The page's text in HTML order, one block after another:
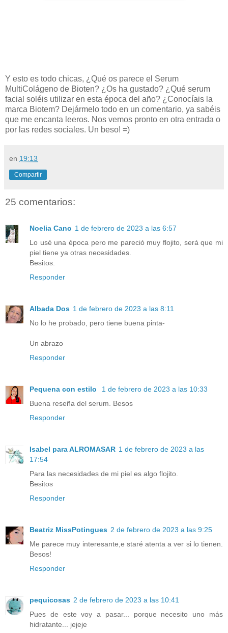
Y esto es todo chicas, ¿Qué os parece el Serum
MultiColágeno de Bioten? ¿Os ha gustado? ¿Qué serum
facial soléis utilizar en esta época del año? ¿Conocíais la
marca Biotem? Dejármelo todo en un comentario, ya sabéis
que me encanta leeros. Nos vemos pronto en otra entrada o
por las redes sociales. Un beso! =)
en 19:13
Compartir
25 comentarios:
Noelia Cano 1 de febrero de 2023 a las 6:57
Lo usé una época pero me pareció muy flojito, será que mi
piel tiene ya otras necesidades.
Besitos.
Responder
Albada Dos 1 de febrero de 2023 a las 8:11
No lo he probado, pero tiene buena pinta-
Un abrazo
Responder
Pequena con estilo
1 de febrero de 2023 a las 10:33
Buena reseña del serum. Besos
Responder
Isabel para ALROMASAR 1 de febrero de 2023 a las
17:54
Para las necesidades de mi piel es algo flojito.
Besitos
Responder
Beatriz MissPotingues 2 de febrero de 2023 a las 9:25
Me parece muy interesante,e staré atenta a ver si lo tienen.
Besos!
Responder
pequicosas 2 de febrero de 2023 a las 10:41
Pues de este voy a pasar... porque necesito uno más
hidratante... jejeje